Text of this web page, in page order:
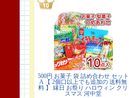
500円 お菓子 袋 詰め合わせ セット
A 【 2個口以上でも追加の 送料無
料 】 縁日 お祭り ハロウィン クリ
スマス 河中堂